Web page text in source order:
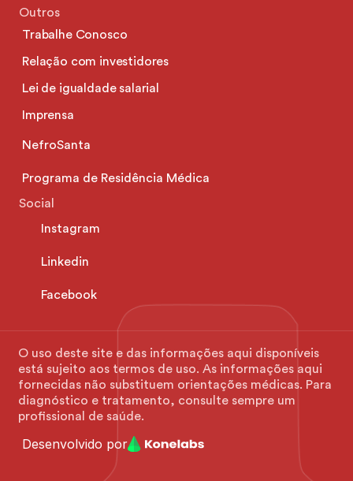
Outros
Trabalhe Conosco
Relação com investidores
Lei de igualdade salarial
Imprensa
NefroSanta
Programa de Residência Médica
Social
Instagram
Linkedin
Facebook
O uso deste site e das informações aqui disponíveis
está sujeito aos termos de uso. As informações aqui
fornecidas não substituem orientações médicas. Para
diagnóstico e tratamento, consulte sempre um
profissional de saúde.
Desenvolvido por